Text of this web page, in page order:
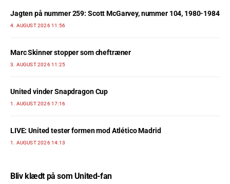
Jagten på nummer 259: Scott McGarvey, nummer 104, 1980-1984
4. AUGUST 2026 11:56
Marc Skinner stopper som cheftræner
3. AUGUST 2026 11:25
United vinder Snapdragon Cup
1. AUGUST 2026 17:16
LIVE: United tester formen mod Atlético Madrid
1. AUGUST 2026 14:13
Bliv klædt på som United-fan